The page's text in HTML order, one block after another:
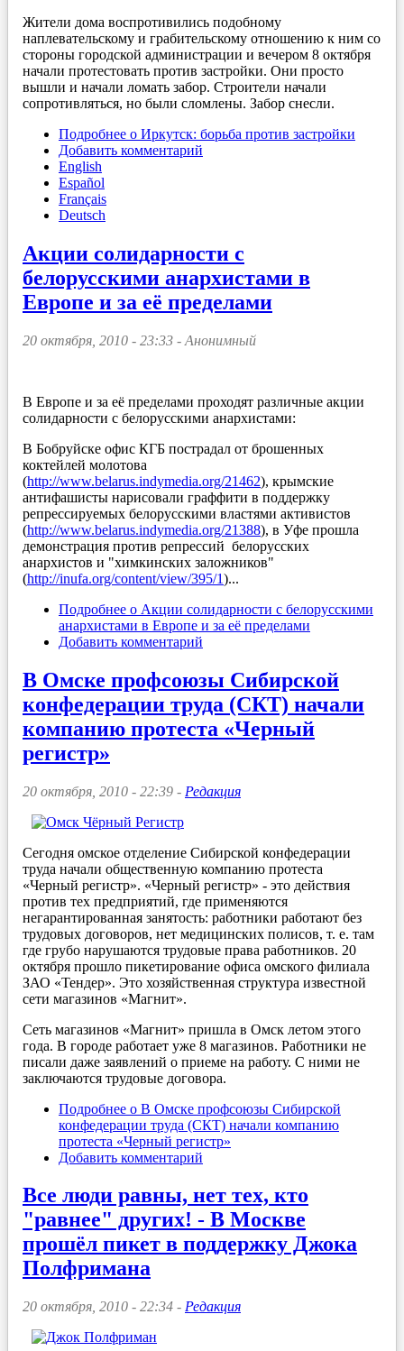
Жители дома воспротивились подобному
наплевательскому и грабительскому отношению к ним со
стороны городской администрации и вечером 8 октября
начали протестовать против застройки. Они просто
вышли и начали ломать забор. Строители начали
сопротивляться, но были сломлены. Забор снесли.
Подробнее о Иркутск: борьба против застройки
Добавить комментарий
English
Español
Français
Deutsch
Акции солидарности с
белорусскими анархистами в
Европе и за её пределами
20 октября, 2010 - 23:33 - Анонимный
В Европе и за её пределами проходят различные акции
солидарности с белорусскими анархистами:
В Бобруйске офис КГБ пострадал от брошенных
коктейлей молотова
(http://www.belarus.indymedia.org/21462), крымские
антифашисты нарисовали граффити в поддержку
репрессируемых белорусскими властями активистов
(http://www.belarus.indymedia.org/21388), в Уфе прошла
демонстрация против репрессий белорусских
анархистов и "химкинских заложников"
(http://inufa.org/content/view/395/1)...
Подробнее о Акции солидарности с белорусскими
анархистами в Европе и за её пределами
Добавить комментарий
В Омске профсоюзы Сибирской
конфедерации труда (СКТ) начали
компанию протеста «Черный
регистр»
20 октября, 2010 - 22:39 - Редакция
Сегодня омское отделение Сибирской конфедерации
труда начали общественную компанию протеста
«Черный регистр». «Черный регистр» - это действия
против тех предприятий, где применяются
негарантированная занятость: работники работают без
трудовых договоров, нет медицинских полисов, т. е. там
где грубо нарушаются трудовые права работников. 20
октября прошло пикетирование офиса омского филиала
ЗАО «Тендер». Это хозяйственная структура известной
сети магазинов «Магнит».
Сеть магазинов «Магнит» пришла в Омск летом этого
года. В городе работает уже 8 магазинов. Работники не
писали даже заявлений о приеме на работу. С ними не
заключаются трудовые договора.
Подробнее о В Омске профсоюзы Сибирской
конфедерации труда (СКТ) начали компанию
протеста «Черный регистр»
Добавить комментарий
Все люди равны, нет тех, кто
"равнее" других! - В Москве
прошёл пикет в поддержку Джока
Полфримана
20 октября, 2010 - 22:34 - Редакция